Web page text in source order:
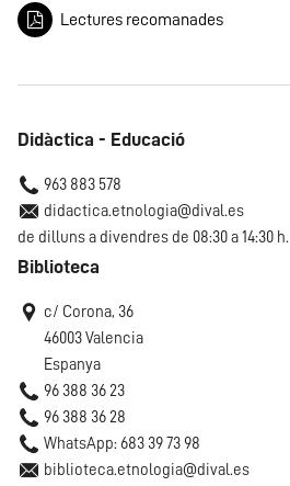
Lectures recomanades
Didàctica - Educació
963 883 578
didactica.etnologia@dival.es
de dilluns a divendres de 08:30 a 14:30 h.
Biblioteca
c/ Corona, 36
46003 Valencia
Espanya
96 388 36 23
96 388 36 28
WhatsApp: 683 39 73 98
biblioteca.etnologia@dival.es